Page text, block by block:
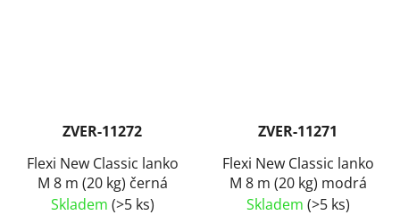
ZVER-11272
Flexi New Classic lanko
M 8 m (20 kg) černá
Skladem (>5 ks)
ZVER-11271
Flexi New Classic lanko
M 8 m (20 kg) modrá
Skladem (>5 ks)